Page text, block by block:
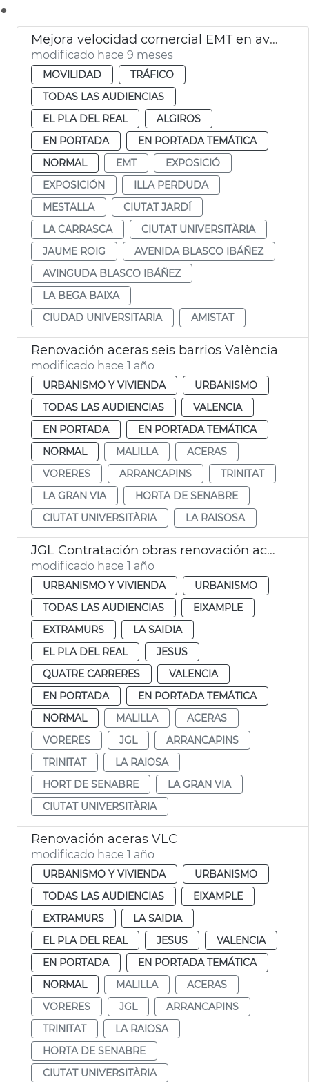
Mejora velocidad comercial EMT en avenida Blasco IBÁÑEZ València
modificado hace 9 meses
MOVILIDAD
TRÁFICO
TODAS LAS AUDIENCIAS
EL PLA DEL REAL
ALGIROS
EN PORTADA
EN PORTADA TEMÁTICA
NORMAL
EMT
EXPOSICIÓ
EXPOSICIÓN
ILLA PERDUDA
MESTALLA
CIUTAT JARDÍ
LA CARRASCA
CIUTAT UNIVERSITÀRIA
JAUME ROIG
AVENIDA BLASCO IBÁÑEZ
AVINGUDA BLASCO IBÁÑEZ
LA BEGA BAIXA
CIUDAD UNIVERSITARIA
AMISTAT
Renovación aceras seis barrios València
modificado hace 1 año
URBANISMO Y VIVIENDA
URBANISMO
TODAS LAS AUDIENCIAS
VALENCIA
EN PORTADA
EN PORTADA TEMÁTICA
NORMAL
MALILLA
ACERAS
VORERES
ARRANCAPINS
TRINITAT
LA GRAN VIA
HORTA DE SENABRE
CIUTAT UNIVERSITÀRIA
LA RAISOSA
JGL Contratación obras renovación aceras València
modificado hace 1 año
URBANISMO Y VIVIENDA
URBANISMO
TODAS LAS AUDIENCIAS
EIXAMPLE
EXTRAMURS
LA SAIDIA
EL PLA DEL REAL
JESUS
QUATRE CARRERES
VALENCIA
EN PORTADA
EN PORTADA TEMÁTICA
NORMAL
MALILLA
ACERAS
VORERES
JGL
ARRANCAPINS
TRINITAT
LA RAIOSA
HORT DE SENABRE
LA GRAN VIA
CIUTAT UNIVERSITÀRIA
Renovación aceras VLC
modificado hace 1 año
URBANISMO Y VIVIENDA
URBANISMO
TODAS LAS AUDIENCIAS
EIXAMPLE
EXTRAMURS
LA SAIDIA
EL PLA DEL REAL
JESUS
VALENCIA
EN PORTADA
EN PORTADA TEMÁTICA
NORMAL
MALILLA
ACERAS
VORERES
JGL
ARRANCAPINS
TRINITAT
LA RAIOSA
HORTA DE SENABRE
CIUTAT UNIVERSITÀRIA